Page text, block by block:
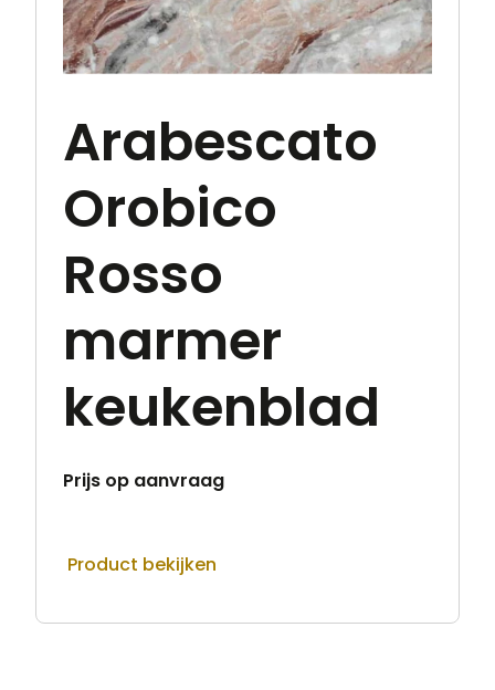
Arabescato
Orobico
Rosso
marmer
keukenblad
Prijs op aanvraag
Product bekijken